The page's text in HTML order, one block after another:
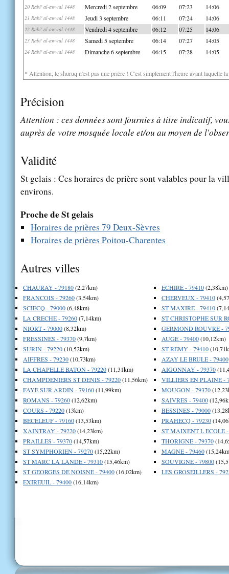
20 Rabi' al-awwal 1448 Mercredi 2 septembre 06:09 07:23 14:06
21 Rabi' al-awwal 1448 Jeudi 3 septembre 06:11 07:24 14:06
22 Rabi' al-awwal 1448 Vendredi 4 septembre 06:12 07:25 14:06
23 Rabi' al-awwal 1448 Samedi 5 septembre 06:14 07:27 14:05
24 Rabi' al-awwal 1448 Dimanche 6 septembre 06:15 07:28 14:05
* Attention, le shuruq n'est pas une prière ! C'est simplement l'heure avant laquelle
Précision
Attention : ces données sont fournies à titre indicatif,
auprès de votre mosquée locale et/ou au moyen de
Validité
St gelais : Ces horaires de prière sont valables pour la
environs.
Proche de St gelais
Horaires de prières 79 Deux-Sèvres
Horaires de prières Poitou-Charentes
Autres villes
CHAURAY - 79180(2,27km)
FRANCOIS - 79260(3,54km)
SCIECQ - 79000(6,48km)
LA CRECHE - 79260(7,14km)
NIORT - 79000(8,32km)
FRESSINES - 79370(9,7km)
SURIN - 79220(10,52km)
AIFFRES - 79230(10,73km)
LA CHAPELLE BATON - 79220(11,31km)
CHAMPDENIERS ST DENIS - 79220(11,56km)
FAYE SUR ARDIN - 79160(11,99km)
ROMANS - 79260(12,62km)
COURS - 79220(13km)
BECELEUF - 79160(13,53km)
XAINTRAY - 79220(14,23km)
PRAILLES - 79370(14,57km)
ST SYMPHORIEN - 79270(15,22km)
ST MARC LA LANDE - 79310(15,46km)
ST GEORGES DE NOISNE - 79400(16,02km)
EXIREUIL - 79400(16,14km)
ECHIRE - 79410(2,38km)
CHERVEUX - 79410
ST MAXIRE - 79410
ST CHRISTOPHE SUR
GERMOND ROUVRE -
AUGE - 79400(10,12km)
ST REMY - 79410
AZAY LE BRULE - 79400
AIGONNAY - 79370
VILLIERS EN PLAINE -
MOUGON - 79370
SAIVRES - 79400
BESSINES - 79000
PRAHECQ - 79230
ST MAIXENT L ECOLE -
THORIGNE - 79370
MAGNE - 79460
SOUVIGNE - 79800
LES GROSEILLERS -